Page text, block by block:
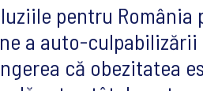
pentru România
a auto-
că obezitatea